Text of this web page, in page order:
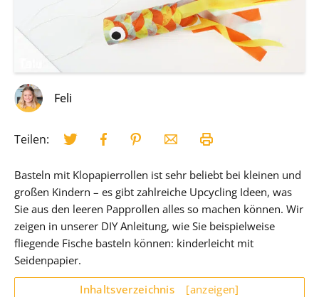
Feli
Teilen:
Basteln mit Klopapierrollen ist sehr beliebt bei kleinen und
großen Kindern – es gibt zahlreiche Upcycling Ideen, was
Sie aus den leeren Papprollen alles so machen können. Wir
zeigen in unserer DIY Anleitung, wie Sie beispielweise
fliegende Fische basteln können: kinderleicht mit
Seidenpapier.
Inhaltsverzeichnis [anzeigen]